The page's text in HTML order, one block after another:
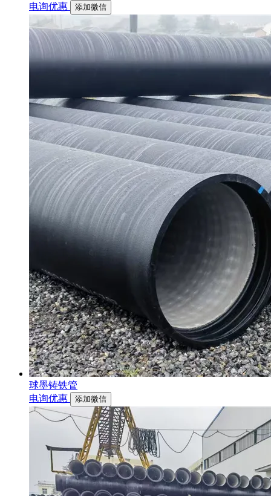
电询优惠
添加微信
球墨铸铁管
电询优惠
添加微信